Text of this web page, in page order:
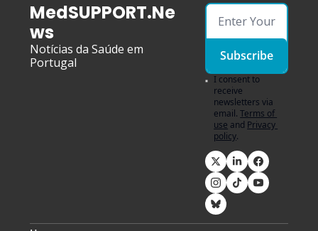
MedSUPPORT.Ne
ws
Notícias da Saúde em
Portugal
Subscribe
I consent to
receive
newsletters via
email. Terms of
use and Privacy
policy.